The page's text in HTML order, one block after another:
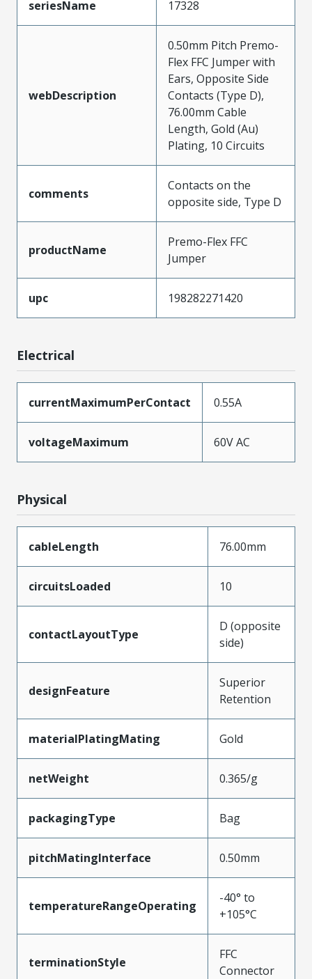
seriesName 17328
webDescription
0.50mm Pitch Premo-
Flex FFC Jumper with
Ears, Opposite Side
Contacts (Type D),
76.00mm Cable
Length, Gold (Au)
Plating, 10 Circuits
comments
Contacts on the
opposite side, Type D
productName
Premo-Flex FFC
Jumper
upc 198282271420
Electrical
currentMaximumPerContact 0.55A
voltageMaximum 60V AC
Physical
cableLength 76.00mm
circuitsLoaded 10
contactLayoutType
D (opposite
side)
designFeature
Superior
Retention
materialPlatingMating Gold
netWeight 0.365/g
packagingType Bag
pitchMatingInterface 0.50mm
temperatureRangeOperating
-40° to
+105°C
terminationStyle
FFC
Connector